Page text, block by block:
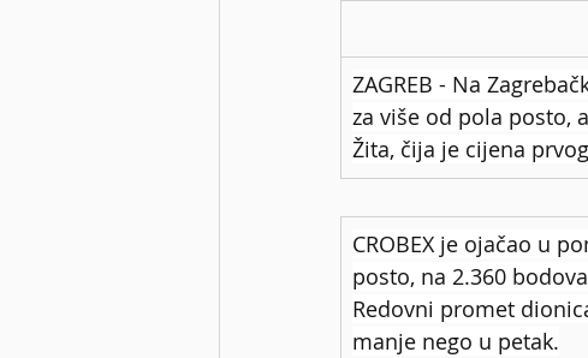
ZAGREB - Na
za više od pola posto,
Žita, čija je cijena
CROBEX je ojačao u
posto, na 2.360
Redovni promet
manje nego u petak.